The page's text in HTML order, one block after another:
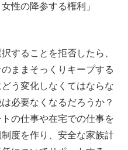
性の降参する権利」
することを拒否したら、
ままそっくりキープする
う変化しなくてはならな
必要なくなるだろうか？
の仕事や在宅での仕事を
度を作り、安全な家族計